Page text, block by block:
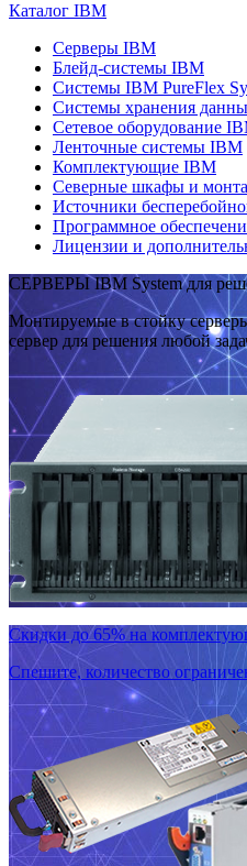
Каталог IBM
Серверы IBM
Блейд-системы IBM
Системы IBM PureFlex
Системы хранения
Сетевое оборудование
Ленточные системы IBM
Комплектующие IBM
Северные шкафы и
Источники
Программное
Лицензии и
СЕРВЕРЫ IBM System для
Монтируемые в стойку
сервер для решения любой
Скидки до 65% на
Спешите, количество